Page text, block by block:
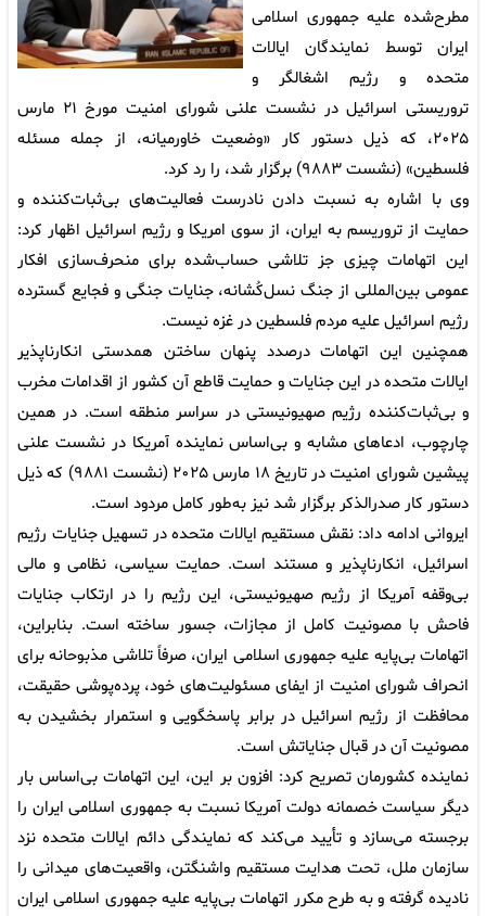
مطرح‌شده علیه جمهوری اسلامی
ایران توسط نمایندگان ایالات
متحده و رژیم اشغالگر و
تروریستی اسرائیل در نشست علنی شورای امنیت مورخ ۲۱ مارس
۲۰۲۵، که ذیل دستور کار «وضعیت خاورمیانه، از جمله مسئله
فلسطین» (نشست ۹۸۸۳) برگزار شد، را رد کرد.
وی با اشاره به نسبت دادن نادرست فعالیت‌های بی‌ثبات‌کننده و
حمایت از تروریسم به ایران، از سوی امریکا و رژیم اسرائیل اظهار کرد:
این اتهامات چیزی جز تلاشی حساب‌شده برای منحرف‌سازی افکار
عمومی بین‌المللی از جنگ نسل‌کُشانه، جنایات جنگی و فجایع گسترده
رژیم اسرائیل علیه مردم فلسطین در غزه نیست.
همچنین این اتهامات درصدد پنهان ساختن همدستی انکارناپذیر
ایالات متحده در این جنایات و حمایت قاطع آن کشور از اقدامات مخرب
و بی‌ثبات‌کننده رژیم صهیونیستی در سراسر منطقه است. در همین
چارچوب، ادعاهای مشابه و بی‌اساس نماینده آمریکا در نشست علنی
پیشین شورای امنیت در تاریخ ۱۸ مارس ۲۰۲۵ (نشست ۹۸۸۱) که ذیل
دستور کار صدرالذکر برگزار شد نیز به‌طور کامل مردود است.
ایروانی ادامه داد: نقش مستقیم ایالات متحده در تسهیل جنایات رژیم
اسرائیل، انکارناپذیر و مستند است. حمایت سیاسی، نظامی و مالی
بی‌وقفه آمریکا از رژیم صهیونیستی، این رژیم را در ارتکاب جنایات
فاحش با مصونیت کامل از مجازات، جسور ساخته است. بنابراین،
اتهامات بی‌پایه علیه جمهوری اسلامی ایران، صرفاً تلاشی مذبوحانه برای
انحراف شورای امنیت از ایفای مسئولیت‌های خود، پرده‌پوشی حقیقت،
محافظت از رژیم اسرائیل در برابر پاسخگویی و استمرار بخشیدن به
مصونیت آن در قبال جنایاتش است.
نماینده کشورمان تصریح کرد: افزون بر این، این اتهامات بی‌اساس بار
دیگر سیاست خصمانه دولت آمریکا نسبت به جمهوری اسلامی ایران را
برجسته می‌سازد و تأیید می‌کند که نمایندگی دائم ایالات متحده نزد
سازمان ملل، تحت هدایت مستقیم واشنگتن، واقعیت‌های میدانی را
نادیده گرفته و به طرح مکرر اتهامات بی‌پایه علیه جمهوری اسلامی ایران